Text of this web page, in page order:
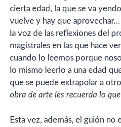
cierta edad, la que se va
vuelve y hay que
la voz de las reflexiones del
magistrales en las que hace
cuando lo leemos porque
lo mismo leerlo a una edad
que se puede extrapolar a
obra de arte les recuerda lo
Esta vez, además, el guión no